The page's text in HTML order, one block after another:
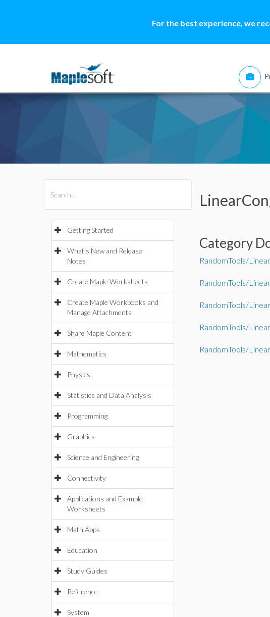
For the best experience, we
Getting Started
What's New and Release
Notes
Create Maple Worksheets
Create Maple Workbooks and
Manage Attachments
Share Maple Content
Mathematics
Physics
Statistics and Data Analysis
Programming
Graphics
Science and Engineering
Connectivity
Applications and Example
Worksheets
Math Apps
Education
Study Guides
Reference
System
Category
RandomTools/
RandomTools/
RandomTools/
RandomTools/
RandomTools/